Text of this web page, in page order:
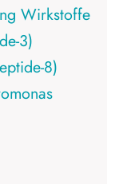
Wirkstoffe
3)
8)